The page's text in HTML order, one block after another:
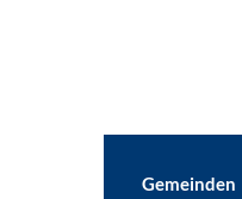
Gemeinden